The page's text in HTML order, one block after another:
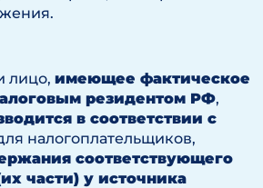
лицо, имеющее фактическое
резидентом РФ,
в соответствии с
налогоплательщиков,
соответствующего
части) у источника